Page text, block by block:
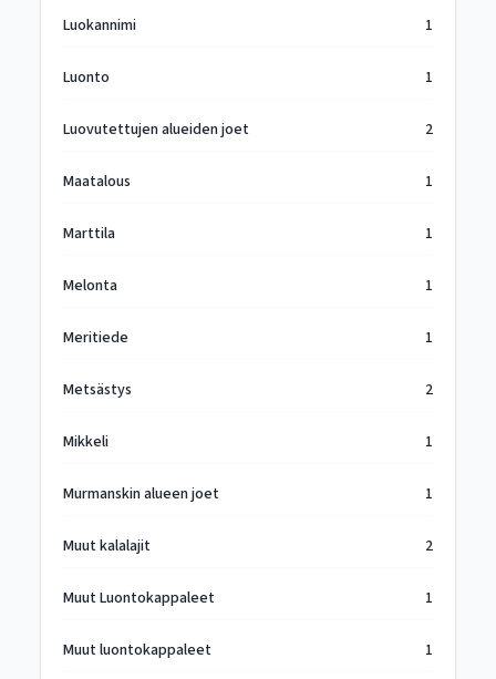
Luokannimi 1
Luonto 1
Luovutettujen alueiden joet 2
Maatalous 1
Marttila 1
Melonta 1
Meritiede 1
Metsästys 2
Mikkeli 1
Murmanskin alueen joet 1
Muut kalalajit 2
Muut Luontokappaleet 1
Muut luontokappaleet 1